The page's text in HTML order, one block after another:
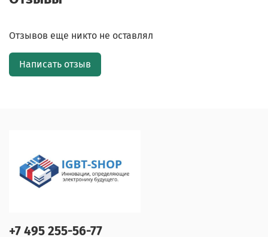
Отзывов еще никто не оставлял
Написать отзыв
+7 495 255-56-77